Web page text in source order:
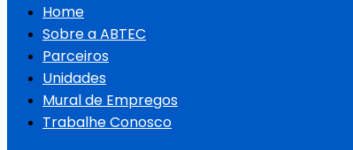
Home
Sobre a ABTEC
Parceiros
Unidades
Mural de Empregos
Trabalhe Conosco